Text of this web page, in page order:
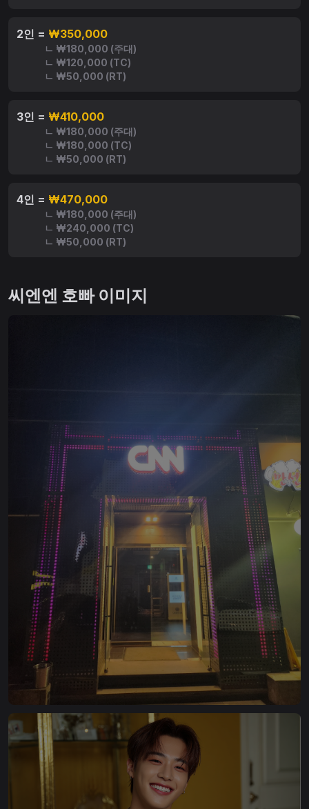
2인 = ₩350,000
ㄴ ₩180,000 (주대)
ㄴ ₩120,000 (TC)
ㄴ ₩50,000 (RT)
3인 = ₩410,000
ㄴ ₩180,000 (주대)
ㄴ ₩180,000 (TC)
ㄴ ₩50,000 (RT)
4인 = ₩470,000
ㄴ ₩180,000 (주대)
ㄴ ₩240,000 (TC)
ㄴ ₩50,000 (RT)
씨엔엔 호빠 이미지